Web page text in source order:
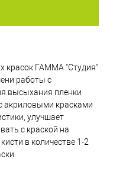
красок ГАММА "Студия"
работы с
высыхания пленки
акриловыми красками
улучшает
с краской на
в количестве 1-2